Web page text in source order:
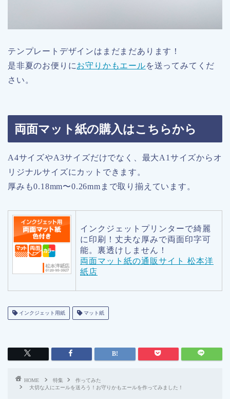
テンプレートデザインはまだまだあります！
是非夏のお便りにお守りかもエールを送ってみてくだ
さい。
両面マット紙の購入はこちらから
A4サイズやA3サイズだけでなく、最大A1サイズからオ
リジナルサイズにカットできます。
厚みも0.18mm〜0.26mmまで取り揃えています。
インクジェットプリンターで綺麗
に印刷！丈夫な厚みで両面印字可
能。裏透けしません！
両面マット紙の通販サイト 松本洋
紙店
インクジェット用紙 マット紙
HOME 特集
作ってみた
大切な人にエールを送ろう！お守りかもエールを作ってみました！